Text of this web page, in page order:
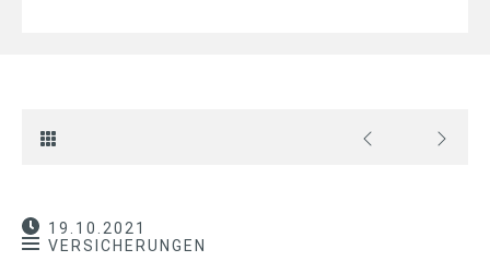
19.10.2021
VERSICHERUNGEN